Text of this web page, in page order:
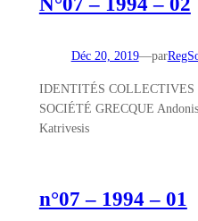
Déc 20, 2019—par
IDENTITÉS
SOCIÉTÉ GRECQUE
Katrivesis
n°07 – 1994 – 01